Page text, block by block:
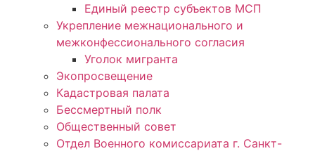
Единый реестр субъектов МСП
Укрепление межнационального и
межконфессионального согласия
Уголок мигранта
Экопросвещение
Кадастровая палата
Бессмертный полк
Общественный совет
Отдел Военного комиссариата г. Санкт-